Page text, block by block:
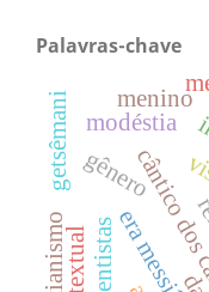
Palavras-chave
gênero
modéstia
getsêmani menino